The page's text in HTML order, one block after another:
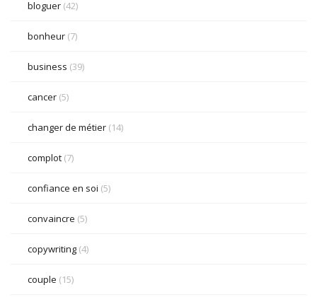
bloguer (42)
bonheur (7)
business (39)
cancer (5)
changer de métier (14)
complot (7)
confiance en soi (5)
convaincre (5)
copywriting (4)
couple (15)